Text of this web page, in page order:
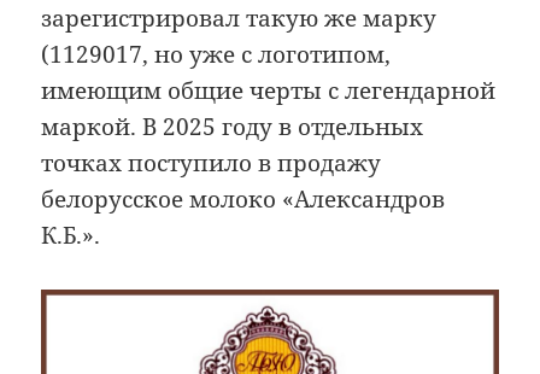
зарегистрировал такую же марку
(1129017, но уже с логотипом,
имеющим общие черты с легендарной
маркой. В 2025 году в отдельных
точках поступило в продажу
белорусское молоко «Александров
К.Б.».